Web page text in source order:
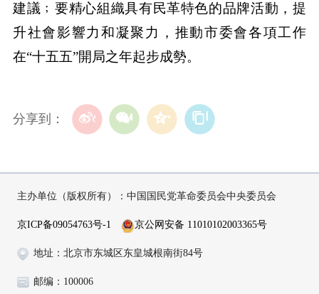
建議﹔要精心組織具有民革特色的品牌活動，提
升社會影響力和凝聚力，推動市委會各項工作
在“十五五”開局之年起步成勢。
分享到：
主办单位（版权所有）：中国国民党革命委员会中央委员会
京ICP备09054763号-1 京公网安备 11010102003365号
地址：北京市东城区东皇城根南街84号
邮编：100006